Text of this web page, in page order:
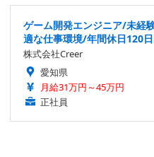
ゲーム開発エンジニア/未経
適な仕事環境/年間休日120
株式会社Creer
愛知県
月給31万円～45万円
正社員